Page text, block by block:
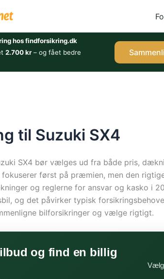
hos findforsikring.dk
2.700 kr– og fået bedre
til Suzuki SX4
SX4 bør vælges ud fra både pris,
fokuserer først på præmien, men den
og reglerne for ansvar og kasko i
og det påvirker typisk
bilforsikringer og vælge rigtigt.
og find en billig
Vælg